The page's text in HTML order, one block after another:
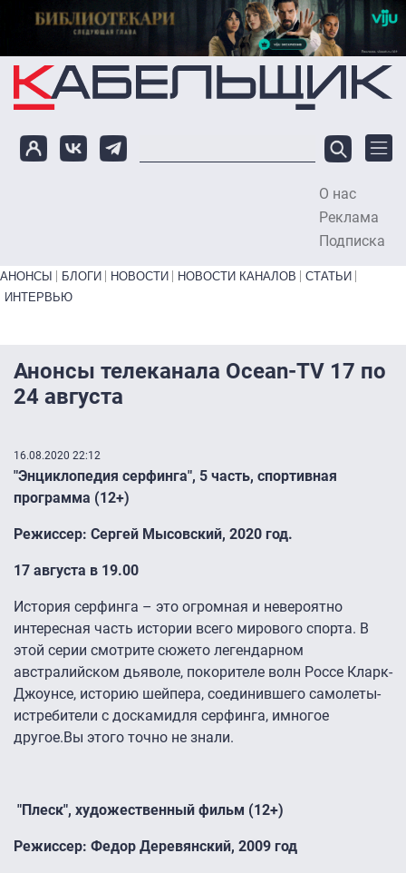
Перейти к основному содержанию
О нас
Реклама
Подписка
Primary links bottom
АНОНСЫ БЛОГИ НОВОСТИ НОВОСТИ КАНАЛОВ
СТАТЬИ
ИНТЕРВЬЮ
Анонсы телеканала Ocean-TV 17 по
24 августа
16.08.2020 22:12
"Энциклопедия серфинга", 5 часть, спортивная
программа (12+)
Режиссер: Сергей Мысовский, 2020 год.
17 августа в 19.00
История серфинга – это огромная и невероятно
интересная часть истории всего мирового спорта. В
этой серии смотрите сюжето легендарном
австралийском дьяволе, покорителе волн Россе Кларк-
Джоунсе, историю шейпера, соединившего самолеты-
истребители с доскамидля серфинга, имногое
другое.Вы этого точно не знали.
"Плеск", художественный фильм (12+)
Режиссер: Федор Деревянский, 2009 год